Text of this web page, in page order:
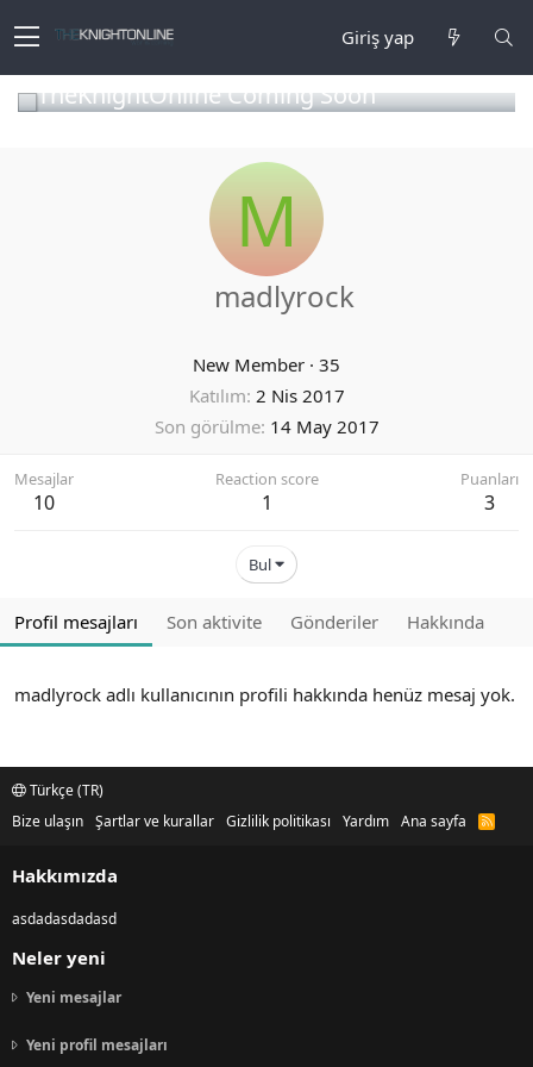
Giriş yap
TheKnightOnline Coming Soon
M
madlyrock
New Member · 35
Katılım 2 Nis 2017
Son görülme 14 May 2017
Mesajlar
10
Reaction score
1
Puanları
3
Bul
Profil mesajları Son aktivite Gönderiler Hakkında
madlyrock adlı kullanıcının profili hakkında henüz mesaj yok.
Türkçe (TR)
Bize ulaşın Şartlar ve kurallar Gizlilik politikası Yardım Ana sayfa
R
Hakkımızda
asdadasdadasd
Neler yeni
Yeni mesajlar
Yeni profil mesajları